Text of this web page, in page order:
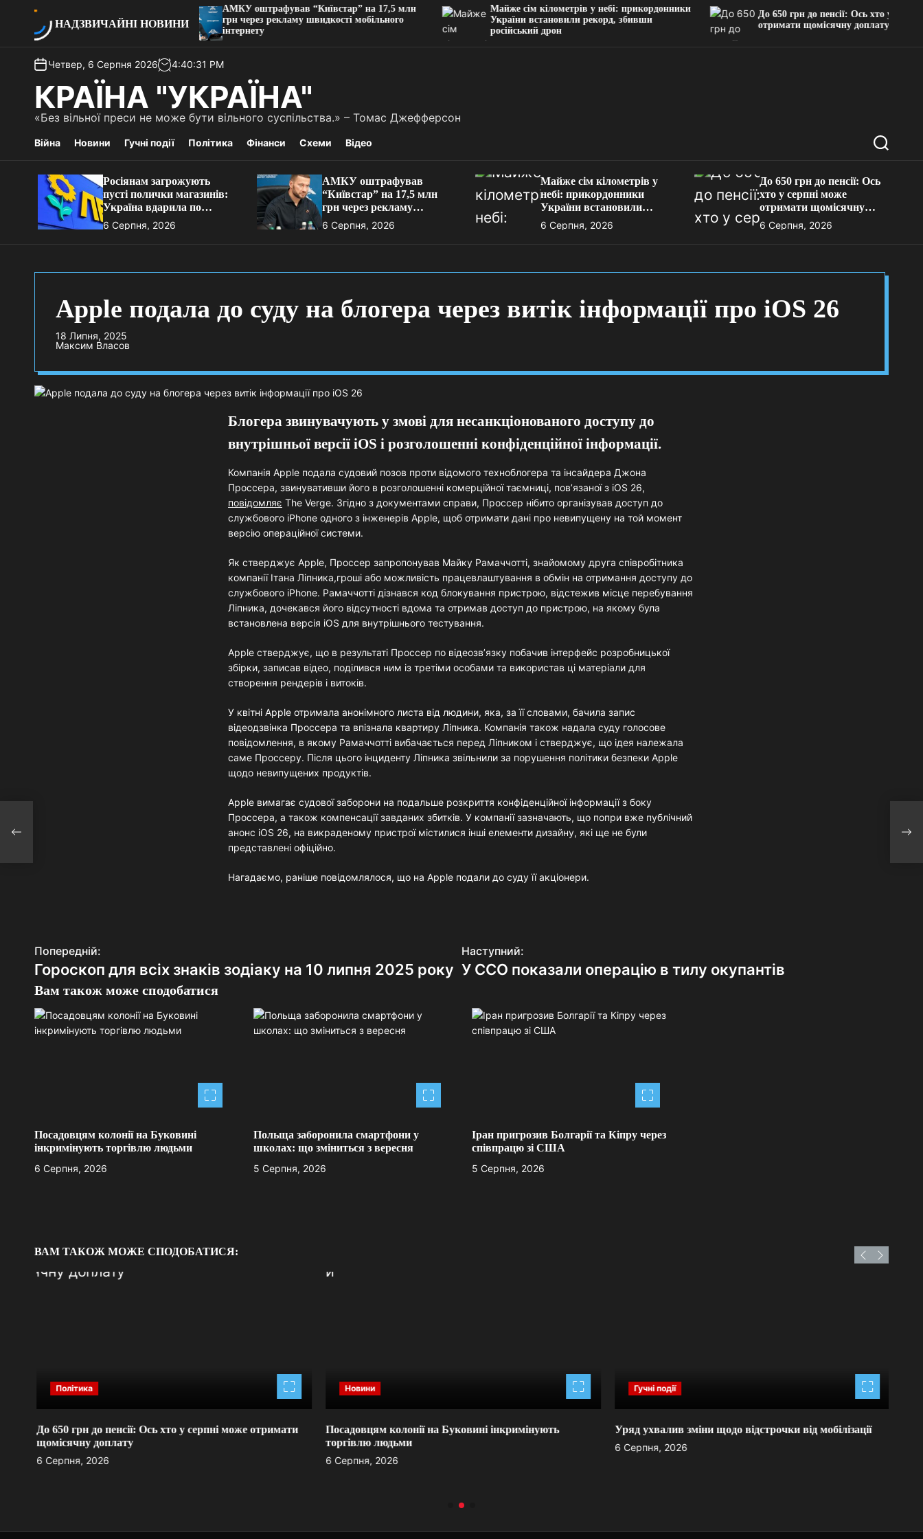
НАДЗВИЧАЙНІ НОВИНИ
пусті полички
вдарила по глобальному
у РФ мереж
АМКУ оштрафував “Київстар” на 17,5 млн
грн через рекламу швидкості мобільного
інтернету
Майже сім кілометрів у небі: прикордонники
України встановили рекорд, збивши
російський дрон
До 650 грн до пенсії: Ось хто у серпні може
отримати щомісячну доплату
Четвер, 6 Серпня 2026 4:40:32 PM
КРАЇНА "УКРАЇНА"
«Без вільної преси не може бути вільного суспільства.» – Томас Джефферсон
Війна Новини Гучні події Політика Фінанси Схеми Відео
П
у
Росіянам загрожують
пусті полички магазинів:
Україна вдарила по
глобальному складу
однієї з найбільших у РФ
6 Серпня, 2026
АМКУ оштрафував
“Київстар” на 17,5 млн
грн через рекламу
швидкості мобільного
інтернету
6 Серпня, 2026
Майже сім кілометрів у
небі: прикордонники
України встановили
рекорд, збивши
російський дрон
6 Серпня, 2026
До 650 грн до пенсії: Ось
хто у серпні може
отримати щомісячну
доплату
6 Серпня, 2026
Apple подала до суду на блогера через витік інформації про iOS 26
18 Липня, 2025
Максим Власов
Блогера звинувачують у змові для несанкціонованого доступу до
внутрішньої версії iOS і розголошенні конфіденційної інформації.
Компанія Apple подала судовий позов проти відомого техноблогера та інсайдера Джона
Проссера, звинувативши його в розголошенні комерційної таємниці, пов’язаної з iOS 26,
повідомляє The Verge. Згідно з документами справи, Проссер нібито організував доступ до
службового iPhone одного з інженерів Apple, щоб отримати дані про невипущену на той момент
версію операційної системи.
Як стверджує Apple, Проссер запропонував Майку Рамаччотті, знайомому друга співробітника
компанії Ітана Ліпника,гроші або можливість працевлаштування в обмін на отримання доступу до
службового iPhone. Рамаччотті дізнався код блокування пристрою, відстежив місце перебування
Ліпника, дочекався його відсутності вдома та отримав доступ до пристрою, на якому була
встановлена версія iOS для внутрішнього тестування.
Apple стверджує, що в результаті Проссер по відеозв’язку побачив інтерфейс розробницької
збірки, записав відео, поділився ним із третіми особами та використав ці матеріали для
створення рендерів і витоків.
У квітні Apple отримала анонімного листа від людини, яка, за її словами, бачила запис
відеодзвінка Проссера та впізнала квартиру Ліпника. Компанія також надала суду голосове
повідомлення, в якому Рамаччотті вибачається перед Ліпником і стверджує, що ідея належала
саме Проссеру. Після цього інциденту Ліпника звільнили за порушення політики безпеки Apple
щодо невипущених продуктів.
Apple вимагає судової заборони на подальше розкриття конфіденційної інформації з боку
Проссера, а також компенсації завданих збитків. У компанії зазначають, що попри вже публічний
анонс iOS 26, на викраденому пристрої містилися інші елементи дизайну, які ще не були
представлені офіційно.
Нагадаємо, раніше повідомлялося, що на Apple подали до суду її акціонери.
Н
а
в
і
і
я
и
Попередній:
Гороскоп для всіх знаків зодіаку на 10 липня 2025 року
Наступний:
У ССО показали операцію в тилу окупантів
Вам також може сподобатися
Посадовцям колонії на Буковині
інкримінують торгівлю людьми
6 Серпня, 2026
Польща заборонила смартфони у
школах: що зміниться з вересня
5 Серпня, 2026
Іран пригрозив Болгарії та Кіпру через
співпрацю зі США
5 Серпня, 2026
ВАМ ТАКОЖ МОЖЕ СПОДОБАТИСЯ:
Політика
До 650 грн до пенсії: Ось хто у серпні може отримати
щомісячну доплату
6 Серпня, 2026
Новини
Посадовцям колонії на Буковині інкримінують
торгівлю людьми
6 Серпня, 2026
Гучні події
Уряд ухвалив зміни щодо відстрочки від мобілізації
6 Серпня, 2026